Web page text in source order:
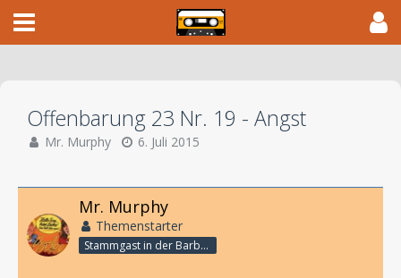
Offenbarung 23 Nr. 19 - Angst
Mr. Murphy 6. Juli 2015
Mr. Murphy
Themenstarter
Stammgast in der Barbarabar